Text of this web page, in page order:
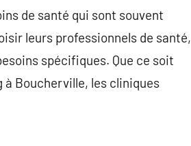
de santé qui sont souvent
leurs professionnels de santé,
spécifiques. Que ce soit
à Boucherville, les cliniques